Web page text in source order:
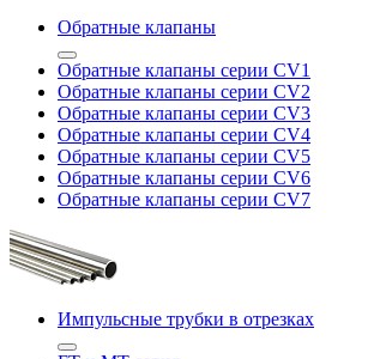
Обратные клапаны
Обратные клапаны серии CV1
Обратные клапаны серии CV2
Обратные клапаны серии CV3
Обратные клапаны серии CV4
Обратные клапаны серии CV5
Обратные клапаны серии CV6
Обратные клапаны серии CV7
Импульсные трубки в отрезках